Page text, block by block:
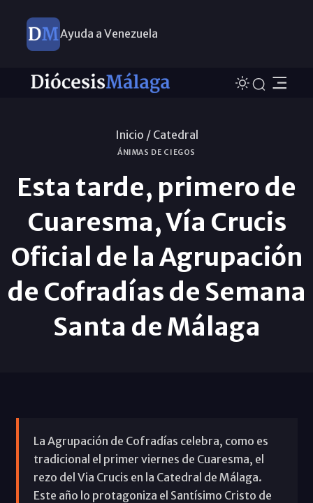
Ayuda a Venezuela
Inicio / Catedral
ÁNIMAS DE CIEGOS
Esta tarde, primero de
Cuaresma, Vía Crucis
Oficial de la Agrupación
de Cofradías de Semana
Santa de Málaga
La Agrupación de Cofradías celebra, como es
tradicional el primer viernes de Cuaresma, el
rezo del Via Crucis en la Catedral de Málaga.
Este año lo protagoniza el Santísimo Cristo de